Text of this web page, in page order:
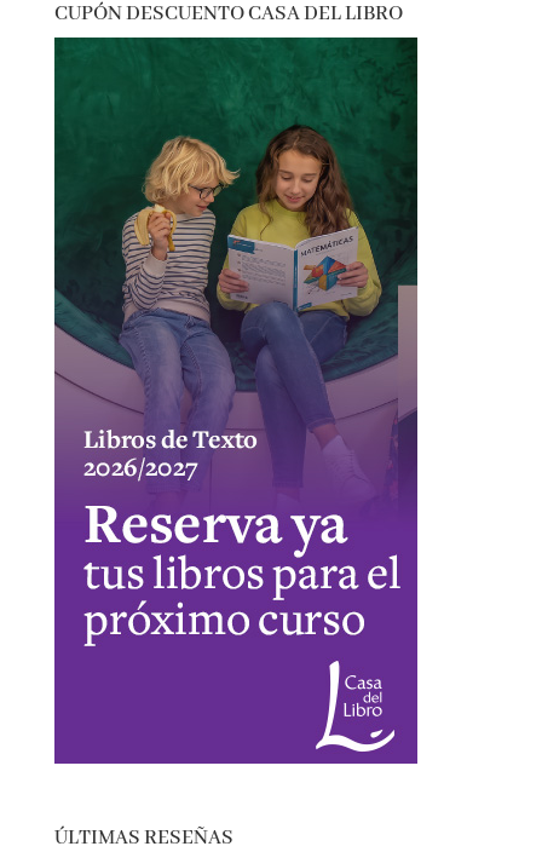
CUPÓN DESCUENTO CASA DEL LIBRO
ÚLTIMAS RESEÑAS